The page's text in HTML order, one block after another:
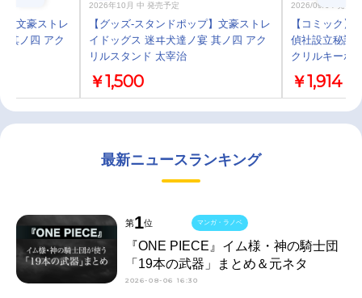
】文豪ストレ
其ノ四 アク
2026年10月 中 発売予定
【グッズ-スタンドポップ】文豪ストレ
イドッグス 迷ヰ犬達ノ宴 其ノ四 アク
リルスタンド 太宰治
￥1,500
2026/09/04 発売
【コミック】
偵社設立秘話
クリルキーホ
￥1,914
最新ニュースランキング
第1位
『ONE PIECE』イム様・神の騎士団
「19本の武器」まとめ＆元ネタ
2026-08-06 16:30
マンガ・ラノベ